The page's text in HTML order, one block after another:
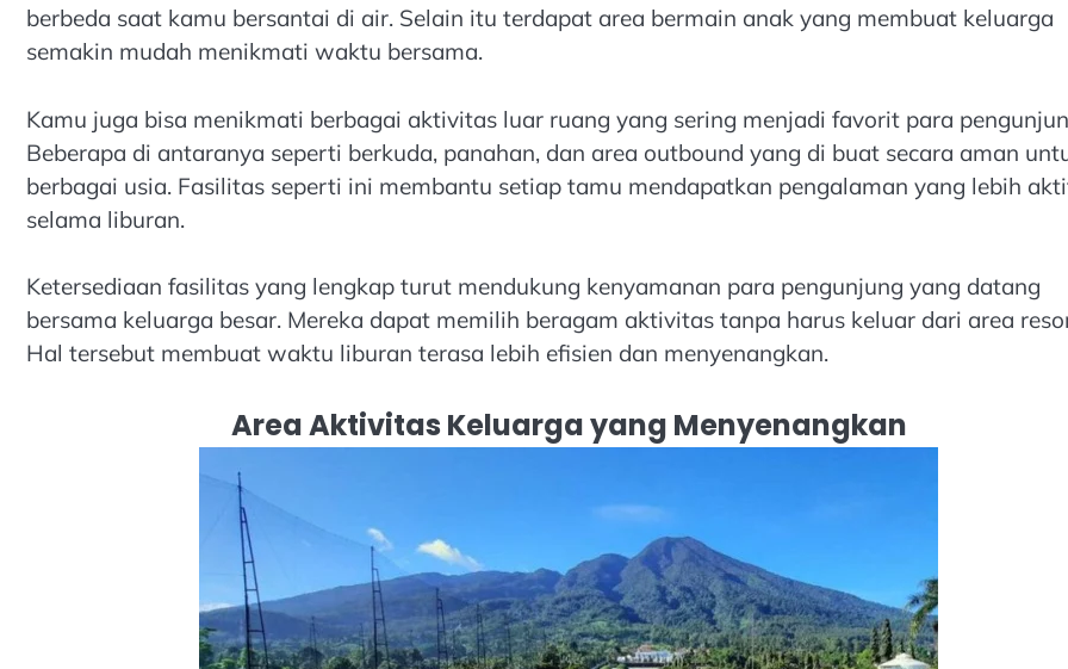
berbeda saat kamu bersantai di air. Selain itu terdapat area bermain anak yang membuat keluarga
semakin mudah menikmati waktu bersama.
Kamu juga bisa menikmati berbagai aktivitas luar ruang yang sering menjadi favorit para
Beberapa di antaranya seperti berkuda, panahan, dan area outbound yang di buat secara aman
berbagai usia. Fasilitas seperti ini membantu setiap tamu mendapatkan pengalaman yang lebih
selama liburan.
Ketersediaan fasilitas yang lengkap turut mendukung kenyamanan para pengunjung yang datang
bersama keluarga besar. Mereka dapat memilih beragam aktivitas tanpa harus keluar dari area
Hal tersebut membuat waktu liburan terasa lebih efisien dan menyenangkan.
Area Aktivitas Keluarga yang Menyenangkan